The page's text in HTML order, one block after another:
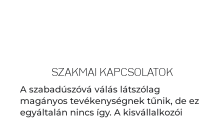
SZAKMAI KAPCSOLATOK
A szabadúszóvá válás látszólag
magányos tevékenységnek tűnik, de ez
egyáltalán nincs így. A kisvállalkozói